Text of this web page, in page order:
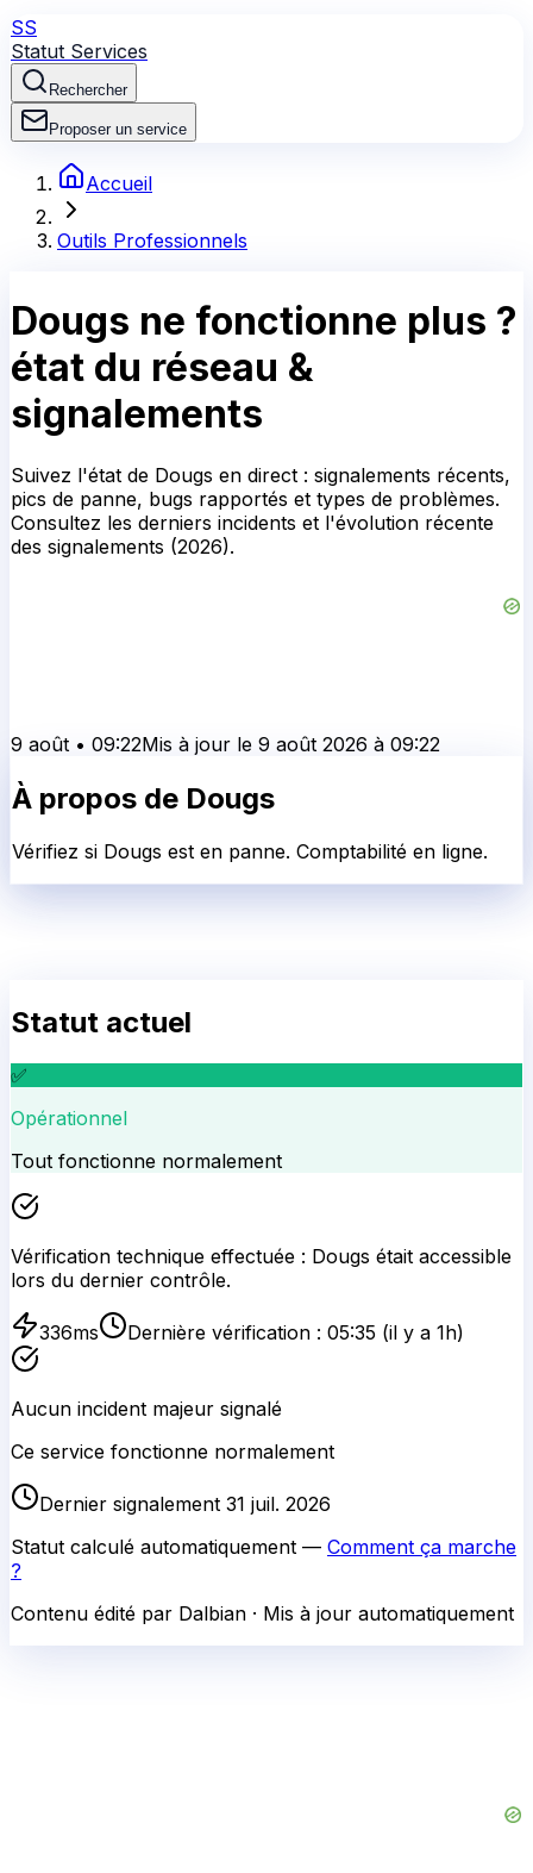
SS
Statut Services
Rechercher
Proposer un service
Accueil
Outils Professionnels
Dougs ne fonctionne plus ?
état du réseau &
signalements
Suivez l'état de Dougs en direct : signalements récents,
pics de panne, bugs rapportés et types de problèmes.
Consultez les derniers incidents et l'évolution récente
des signalements (2026).
9 août • 09:22Mis à jour le 9 août 2026 à 09:22
À propos de Dougs
Vérifiez si Dougs est en panne. Comptabilité en ligne.
Statut actuel
✅
Opérationnel
Tout fonctionne normalement
Vérification technique effectuée : Dougs était accessible
lors du dernier contrôle.
336ms Dernière vérification : 05:35 (il y a 1h)
Aucun incident majeur signalé
Ce service fonctionne normalement
Dernier signalement 31 juil. 2026
Statut calculé automatiquement — Comment ça marche
?
Contenu édité par Dalbian · Mis à jour automatiquement